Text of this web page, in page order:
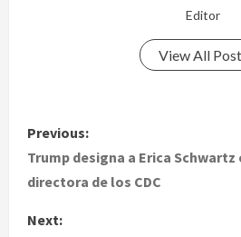
Editor
View All
P
o
Previous:
Trump designa a Erica Schwartz
directora de los CDC
Next: